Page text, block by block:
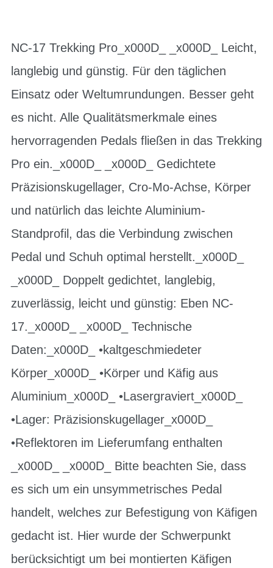
NC-17 Trekking Pro_x000D_ _x000D_ Leicht,
langlebig und günstig. Für den täglichen
Einsatz oder Weltumrundungen. Besser geht
es nicht. Alle Qualitätsmerkmale eines
hervorragenden Pedals fließen in das Trekking
Pro ein._x000D_ _x000D_ Gedichtete
Präzisionskugellager, Cro-Mo-Achse, Körper
und natürlich das leichte Aluminium-
Standprofil, das die Verbindung zwischen
Pedal und Schuh optimal herstellt._x000D_
_x000D_ Doppelt gedichtet, langlebig,
zuverlässig, leicht und günstig: Eben NC-
17._x000D_ _x000D_ Technische
Daten:_x000D_ •kaltgeschmiedeter
Körper_x000D_ •Körper und Käfig aus
Aluminium_x000D_ •Lasergraviert_x000D_
•Lager: Präzisionskugellager_x000D_
•Reflektoren im Lieferumfang enthalten
_x000D_ _x000D_ Bitte beachten Sie, dass
es sich um ein unsymmetrisches Pedal
handelt, welches zur Befestigung von Käfigen
gedacht ist. Hier wurde der Schwerpunkt
berücksichtigt um bei montierten Käfigen